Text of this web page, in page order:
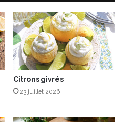
Citrons givrés
23 juillet 2026